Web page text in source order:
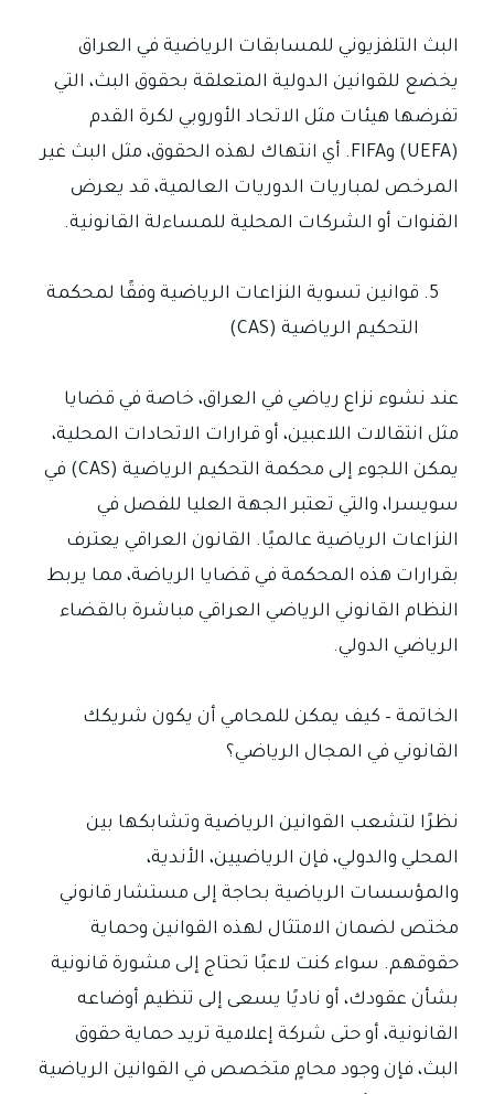
البث التلفزيوني للمسابقات الرياضية في العراق
يخضع للقوانين الدولية المتعلقة بحقوق البث، التي
تفرضها هيئات مثل الاتحاد الأوروبي لكرة القدم
(UEFA) وFIFA. أي انتهاك لهذه الحقوق، مثل البث غير
المرخص لمباريات الدوريات العالمية، قد يعرض
القنوات أو الشركات المحلية للمساءلة القانونية.
قوانين تسوية النزاعات الرياضية وفقًا لمحكمة
التحكيم الرياضية (CAS)
عند نشوء نزاع رياضي في العراق، خاصة في قضايا
مثل انتقالات اللاعبين، أو قرارات الاتحادات المحلية،
يمكن اللجوء إلى محكمة التحكيم الرياضية (CAS) في
سويسرا، والتي تعتبر الجهة العليا للفصل في
النزاعات الرياضية عالميًا. القانون العراقي يعترف
بقرارات هذه المحكمة في قضايا الرياضة، مما يربط
النظام القانوني الرياضي العراقي مباشرة بالقضاء
الرياضي الدولي.
الخاتمة – كيف يمكن للمحامي أن يكون شريكك
القانوني في المجال الرياضي؟
نظرًا لتشعب القوانين الرياضية وتشابكها بين
المحلي والدولي، فإن الرياضيين، الأندية،
والمؤسسات الرياضية بحاجة إلى مستشار قانوني
مختص لضمان الامتثال لهذه القوانين وحماية
حقوقهم. سواء كنت لاعبًا تحتاج إلى مشورة قانونية
بشأن عقودك، أو ناديًا يسعى إلى تنظيم أوضاعه
القانونية، أو حتى شركة إعلامية تريد حماية حقوق
البث، فإن وجود محامٍ متخصص في القوانين الرياضية